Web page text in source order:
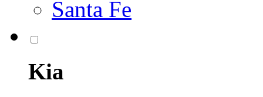
Santa Fe
Kia